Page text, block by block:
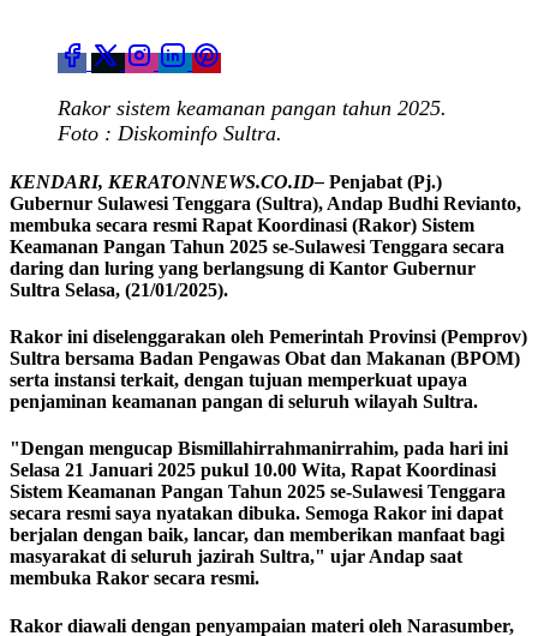
Rakor sistem keamanan pangan tahun 2025.
Foto : Diskominfo Sultra.
KENDARI, KERATONNEWS.CO.ID– Penjabat (Pj.)
Gubernur Sulawesi Tenggara (Sultra), Andap Budhi Revianto,
membuka secara resmi Rapat Koordinasi (Rakor) Sistem
Keamanan Pangan Tahun 2025 se-Sulawesi Tenggara secara
daring dan luring yang berlangsung di Kantor Gubernur
Sultra Selasa, (21/01/2025).
Rakor ini diselenggarakan oleh Pemerintah Provinsi (Pemprov)
Sultra bersama Badan Pengawas Obat dan Makanan (BPOM)
serta instansi terkait, dengan tujuan memperkuat upaya
penjaminan keamanan pangan di seluruh wilayah Sultra.
"Dengan mengucap Bismillahirrahmanirrahim, pada hari ini
Selasa 21 Januari 2025 pukul 10.00 Wita, Rapat Koordinasi
Sistem Keamanan Pangan Tahun 2025 se-Sulawesi Tenggara
secara resmi saya nyatakan dibuka. Semoga Rakor ini dapat
berjalan dengan baik, lancar, dan memberikan manfaat bagi
masyarakat di seluruh jazirah Sultra," ujar Andap saat
membuka Rakor secara resmi.
Rakor diawali dengan penyampaian materi oleh Narasumber,